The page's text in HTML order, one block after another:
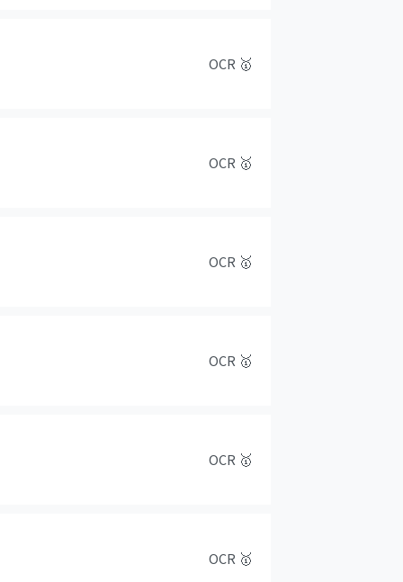
OCR 🥇
OCR 🥇
OCR 🥇
OCR 🥇
OCR 🥇
OCR 🥇